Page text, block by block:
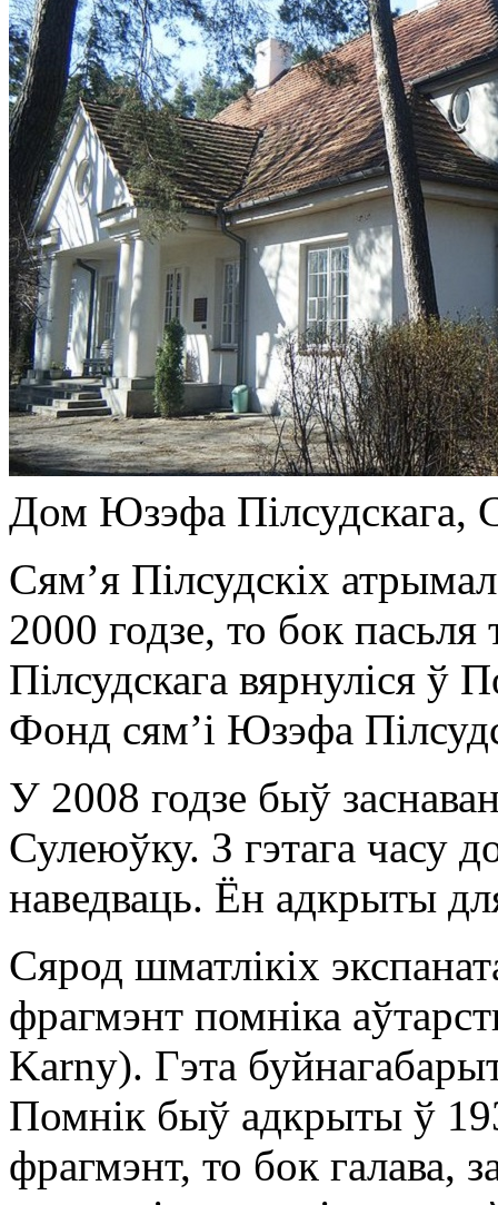
Дом Юзэфа Пілсудскага,
Сям’я Пілсудскіх
2000 годзе, то бок пасьля
Пілсудскага вярнуліся ў
Фонд сямʼі Юзэфа
У 2008 годзе быў
Сулеюўку. З гэтага часу
наведваць. Ён адкрыты
Сярод шматлікіх
фрагмэнт помніка
Karny). Гэта
Помнік быў адкрыты ў
фрагмэнт, то бок галава,